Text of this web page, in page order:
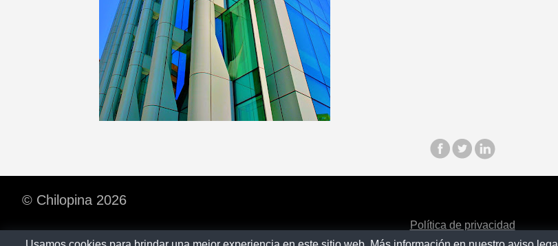
© Chilopina 2026
Política de privacidad